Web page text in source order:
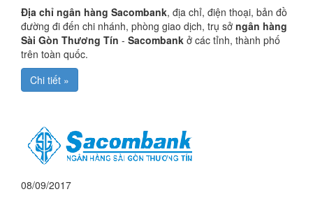
Địa chỉ ngân hàng Sacombank, địa chỉ, điện thoại, bản đồ
đường đi đến chi nhánh, phòng giao dịch, trụ sở ngân hàng
Sài Gòn Thương Tín - Sacombank ở các tỉnh, thành phố
trên toàn quốc.
Chi tiết »
08/09/2017